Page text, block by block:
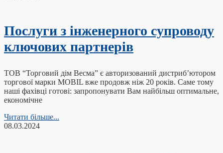
Послуги з інженерного супроводу
ключових партнерів
ТОВ “Торговий дім Весма” є авторизований дистриб’ютором
торгової марки MOBIL вже продовж ніж 20 років. Саме тому
наші фахівці готові: запропонувати Вам найбільш оптимальне,
економічне
Читати більше...
08.03.2024